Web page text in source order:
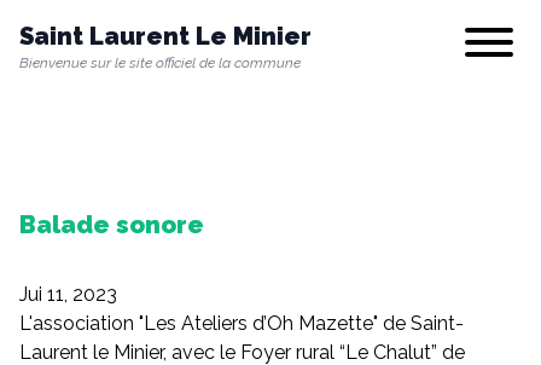
Saint Laurent Le Minier
Bienvenue sur le site officiel de la commune
Show/
Vie municipale
Vie quotidienne
Balade sonore
Jui 11, 2023
L'association "Les Ateliers d’Oh Mazette" de Saint-
Laurent le Minier, avec le Foyer rural “Le Chalut” de